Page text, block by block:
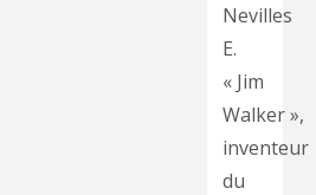
Nevilles
E.
« Jim
Walker »,
inventeur
du